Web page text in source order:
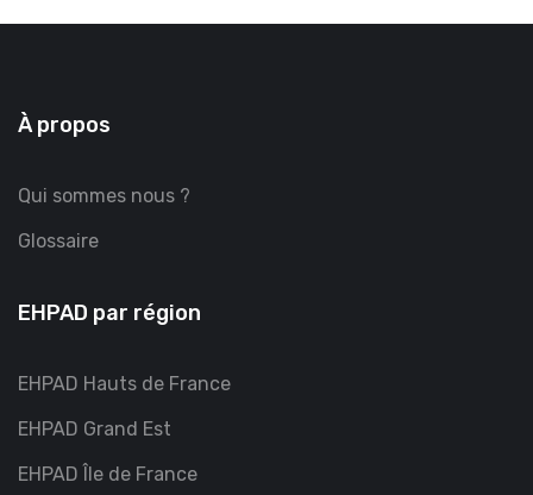
À propos
Qui sommes nous ?
Glossaire
EHPAD par région
EHPAD Hauts de France
EHPAD Grand Est
EHPAD Île de France